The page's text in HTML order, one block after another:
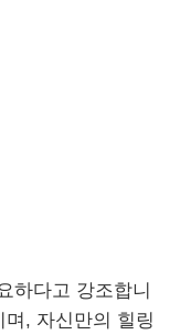
하다고 강조합니
며, 자신만의 힐링